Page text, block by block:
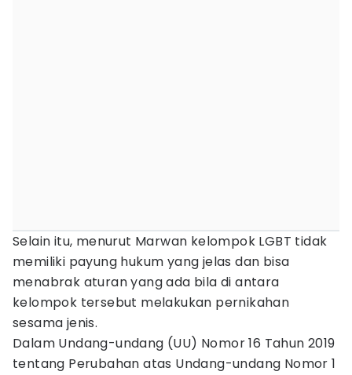
Selain itu, menurut Marwan kelompok LGBT tidak
memiliki payung hukum yang jelas dan bisa
menabrak aturan yang ada bila di antara
kelompok tersebut melakukan pernikahan
sesama jenis.
Dalam Undang-undang (UU) Nomor 16 Tahun 2019
tentang Perubahan atas Undang-undang Nomor 1